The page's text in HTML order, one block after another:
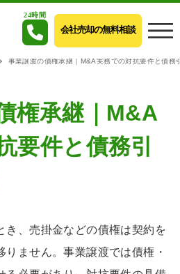
24時間
会社売却の無料相談
事業譲渡の債権承継｜M&A実務での対抗要件と債務
権承継｜M&A
要件と債務引
き、売掛金などの債権は契約を
ません。事業譲渡では債権・